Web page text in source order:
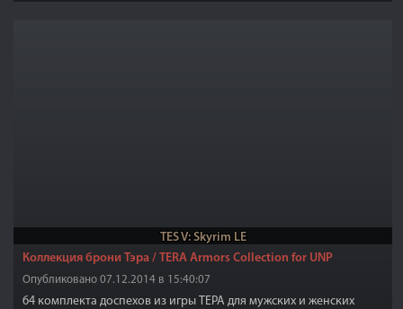
TES V: Skyrim LE
Коллекция брони Тэра / TERA Armors Collection for UNP
Опубликовано 07.12.2014 в 15:40:07
64 комплекта доспехов из игры ТЕРА для мужских и женских